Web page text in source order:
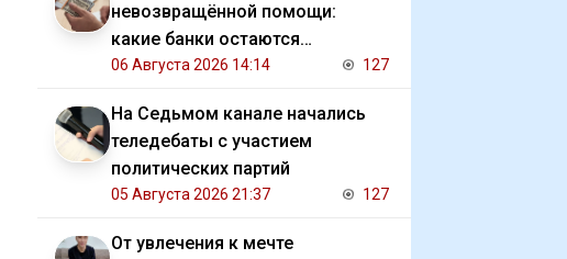
невозвращённой помощи:
какие банки остаются
должниками государства
06 Августа 2026 14:14 127
На Седьмом канале начались
теледебаты с участием
политических партий
05 Августа 2026 21:37 127
От увлечения к мечте